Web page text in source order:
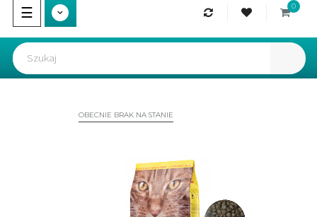
Przełącz
nawigację
☰ 0
OBECNIE BRAK NA STANIE